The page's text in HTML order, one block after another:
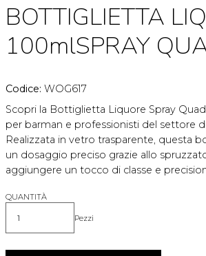
BOTTIGLIETTA
100mlSPRAY
Codice: WOG617
Scopri la Bottiglietta Liquore Spray
per barman e professionisti del settore
Realizzata in vetro trasparente, questa
un dosaggio preciso grazie allo
aggiungere un tocco di classe e
QUANTITÀ
Quantità Pezzi